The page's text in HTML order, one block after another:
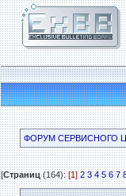
ФОРУМ СЕРВИСНОГО
[Страниц(164):[1] 2 3 4 5 6 7